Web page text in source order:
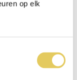
op elk